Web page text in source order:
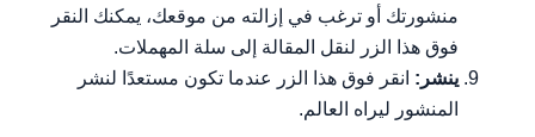
منشورتك أو ترغب في إزالته من موقعك، يمكنك النقر
فوق هذا الزر لنقل المقالة إلى سلة المهملات.
ينشر: انقر فوق هذا الزر عندما تكون مستعدًا لنشر
المنشور ليراه العالم.